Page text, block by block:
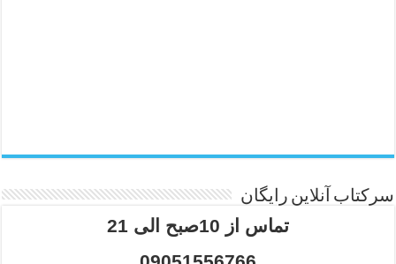
سرکتاب آنلاین رایگان
تماس از 10صبح الی 21